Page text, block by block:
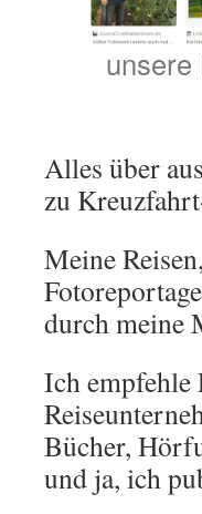
Alles über
zu
Meine
durch meine
Ich empfehle
Bücher,
und ja, ich